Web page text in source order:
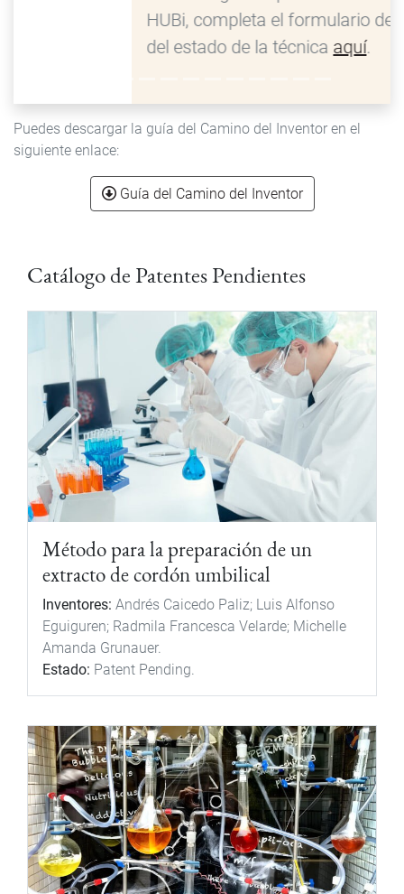
HUBi, completa el formulario de búsqueda
del estado de la técnicaaquí.
Puedes descargar la guía del Camino del Inventor en el
siguiente enlace:
Guía del Camino del Inventor
Catálogo de Patentes Pendientes
Método para la preparación de un
extracto de cordón umbilical
Inventores: Andrés Caicedo Paliz; Luis Alfonso
Eguiguren; Radmila Francesca Velarde; Michelle
Amanda Grunauer.
Estado: Patent Pending.